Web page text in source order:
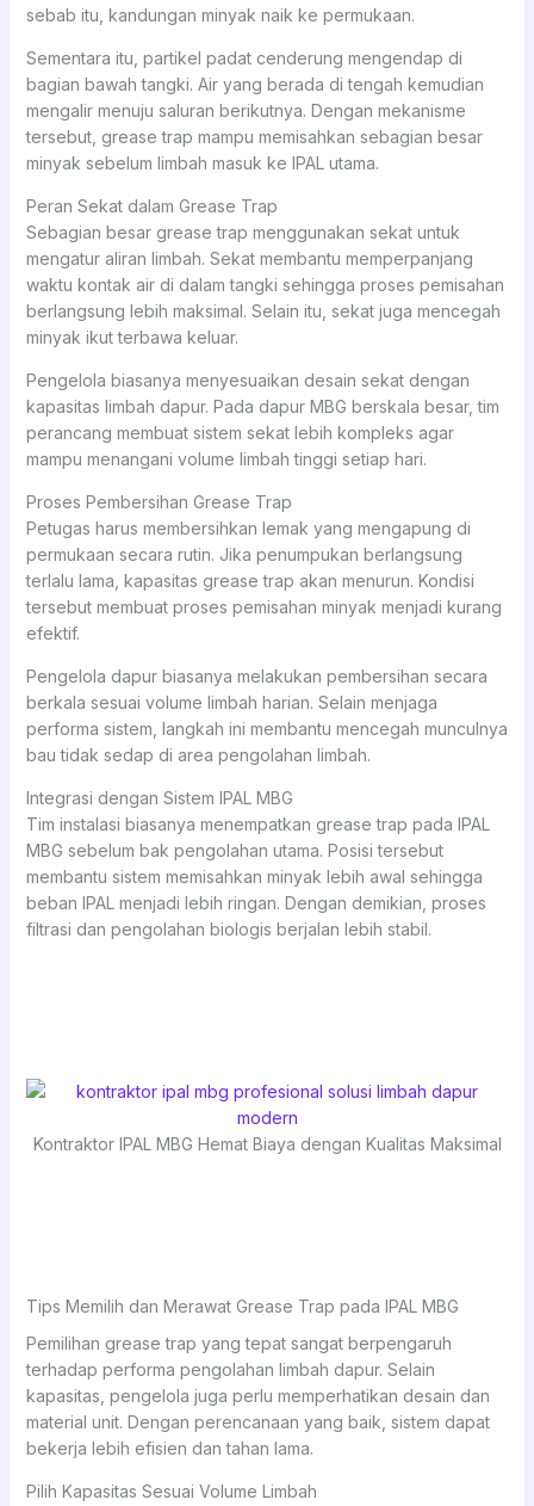
sebab itu, kandungan minyak naik ke permukaan.
Sementara itu, partikel padat cenderung mengendap di
bagian bawah tangki. Air yang berada di tengah kemudian
mengalir menuju saluran berikutnya. Dengan mekanisme
tersebut, grease trap mampu memisahkan sebagian besar
minyak sebelum limbah masuk ke IPAL utama.
Peran Sekat dalam Grease Trap
Sebagian besar grease trap menggunakan sekat untuk
mengatur aliran limbah. Sekat membantu memperpanjang
waktu kontak air di dalam tangki sehingga proses pemisahan
berlangsung lebih maksimal. Selain itu, sekat juga mencegah
minyak ikut terbawa keluar.
Pengelola biasanya menyesuaikan desain sekat dengan
kapasitas limbah dapur. Pada dapur MBG berskala besar, tim
perancang membuat sistem sekat lebih kompleks agar
mampu menangani volume limbah tinggi setiap hari.
Proses Pembersihan Grease Trap
Petugas harus membersihkan lemak yang mengapung di
permukaan secara rutin. Jika penumpukan berlangsung
terlalu lama, kapasitas grease trap akan menurun. Kondisi
tersebut membuat proses pemisahan minyak menjadi kurang
efektif.
Pengelola dapur biasanya melakukan pembersihan secara
berkala sesuai volume limbah harian. Selain menjaga
performa sistem, langkah ini membantu mencegah munculnya
bau tidak sedap di area pengolahan limbah.
Integrasi dengan Sistem IPAL MBG
Tim instalasi biasanya menempatkan grease trap pada IPAL
MBG sebelum bak pengolahan utama. Posisi tersebut
membantu sistem memisahkan minyak lebih awal sehingga
beban IPAL menjadi lebih ringan. Dengan demikian, proses
filtrasi dan pengolahan biologis berjalan lebih stabil.
Kontraktor IPAL MBG Hemat Biaya dengan Kualitas Maksimal
Tips Memilih dan Merawat Grease Trap pada IPAL MBG
Pemilihan grease trap yang tepat sangat berpengaruh
terhadap performa pengolahan limbah dapur. Selain
kapasitas, pengelola juga perlu memperhatikan desain dan
material unit. Dengan perencanaan yang baik, sistem dapat
bekerja lebih efisien dan tahan lama.
Pilih Kapasitas Sesuai Volume Limbah